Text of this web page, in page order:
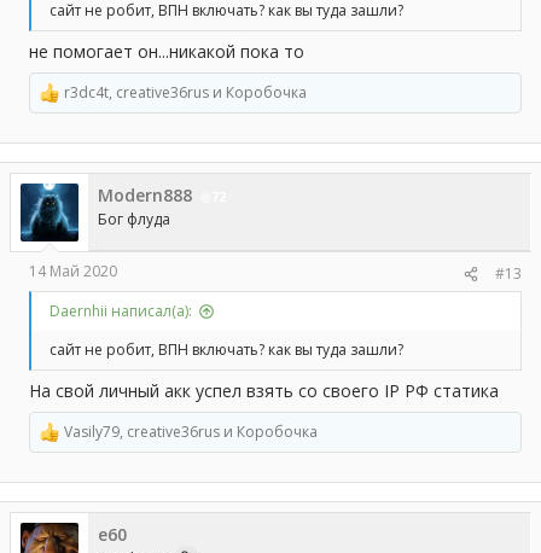
сайт не робит, ВПН включать? как вы туда зашли?
не помогает он...никакой пока то
Р
е
а
к
ц
и
и
r3dc4t, creative36rus и Коробочка
Modern888
Бог флуда
14 Май 2020
#13
Daernhii написал(а):
сайт не робит, ВПН включать? как вы туда зашли?
На свой личный акк успел взять со своего IP РФ статика
Р
е
а
к
ц
и
Vasily79, creative36rus и Коробочка
e60